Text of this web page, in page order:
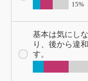
15%
基本は気にし
り、後から違
す。